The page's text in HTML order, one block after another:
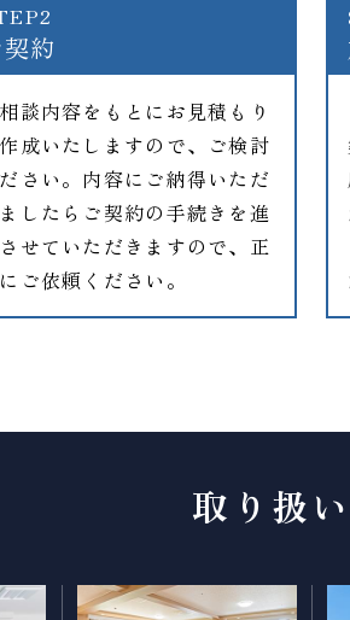
契約
談内容をもとにお見積もり
成いたしますので、ご検討
さい。内容にご納得いただ
したらご契約の手続きを進
せていただきますので、正
ご依頼ください。
取り扱